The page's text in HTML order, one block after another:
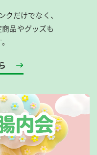
だけでなく、
品やグッズも